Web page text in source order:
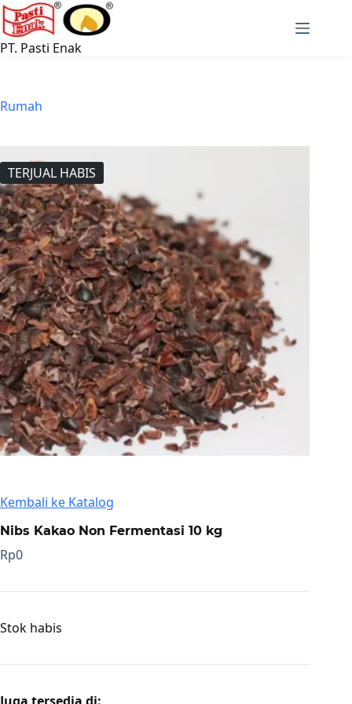
Langsung
ke
konten
PT. Pasti Enak
Rumah
TERJUAL HABIS
Kembali ke Katalog
Nibs Kakao Non Fermentasi 10 kg
Rp0
Stok habis